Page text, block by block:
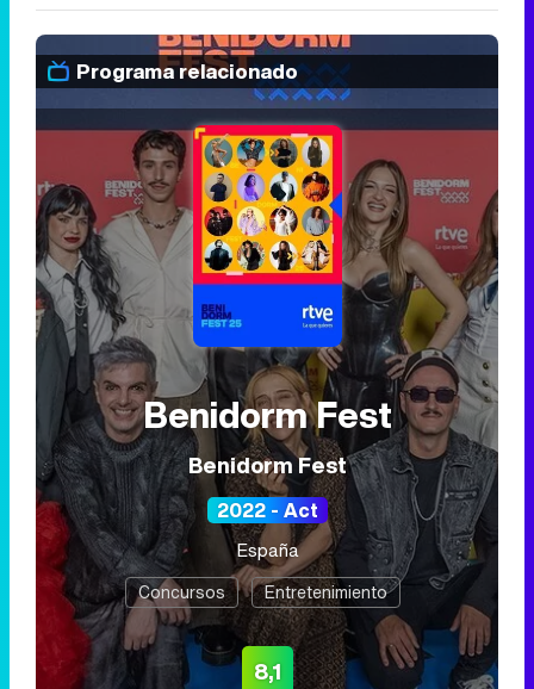
Programa relacionado
Benidorm Fest
Benidorm Fest
2022 - Act
España
Concursos Entretenimiento
8,1